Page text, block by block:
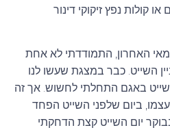
קולות נפץ זיקוקי דינור
האחרון, התמודדתי לא אחת
השייט. כבר במצגת שעשו לנו
באגם התחלתי לחשוש. אך זה
ביום שלפני השייט הפחד
יום השייט קצת הדחקתי